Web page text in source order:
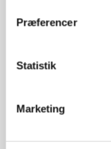
Præferencer
Statistik
Marketing